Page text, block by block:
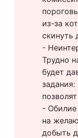
из-за
скинуть
-
Трудно
будет
-
на
добыть